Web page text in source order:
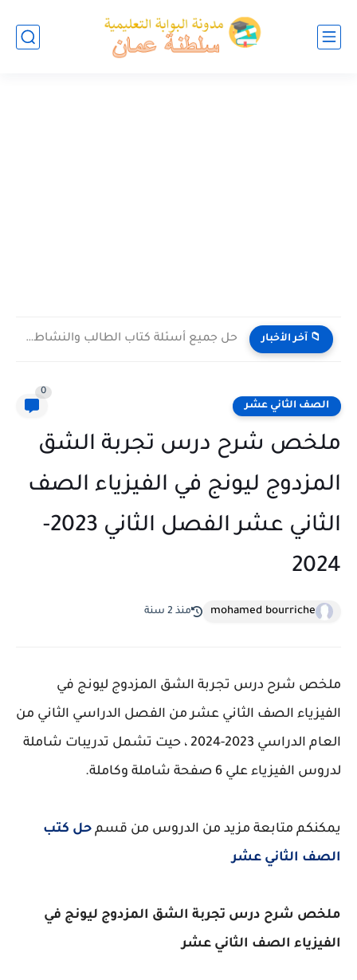
📁 آخر الأخبار حل جميع أسئلة كتاب الطالب والنشاط في الاحياء للصف العاشر...
الصف الثاني عشر
0
ملخص شرح درس تجربة الشق
المزدوج ليونج في الفيزياء الصف
الثاني عشر الفصل الثاني 2023-
2024
mohamed bourriche منذ 2 سنة
ملخص شرح درس تجربة الشق المزدوج ليونج في
الفيزياء الصف الثاني عشر من الفصل الدراسي الثاني من
العام الدراسي 2023-2024 ، حيت تشمل تدريبات شاملة
لدروس الفيزياء علي 6 صفحة شاملة وكاملة.
يمكنكم متابعة مزيد من الدروس من قسم حل كتب
الصف الثاني عشر
ملخص شرح درس تجربة الشق المزدوج ليونج في
الفيزياء الصف الثاني عشر